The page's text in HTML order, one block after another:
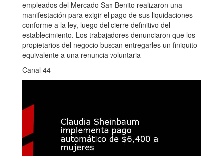
empleados del Mercado San Benito realizaron una
manifestación para exigir el pago de sus liquidaciones
conforme a la ley, luego del cierre definitivo del
establecimiento. Los trabajadores denunciaron que los
propietarios del negocio buscan entregarles un finiquito
equivalente a una renuncia voluntaria
Canal 44